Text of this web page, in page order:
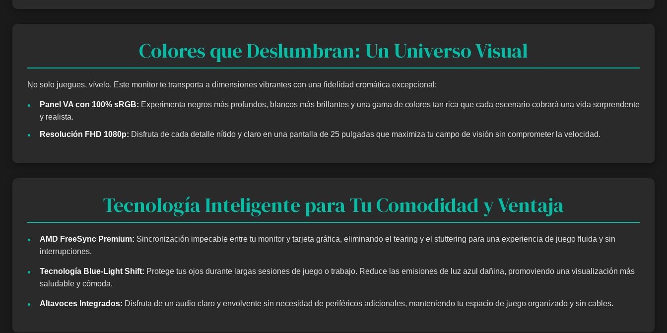
Colores que Deslumbran: Un Universo Visual
No solo juegues, vívelo. Este monitor te transporta a dimensiones vibrantes con una fidelidad cromática excepcional:
• Panel VA con 100% sRGB: Experimenta negros más profundos, blancos más brillantes y una gama de colores tan rica que cada escenario cobrará una vida sorprendente
y realista.
• Resolución FHD 1080p: Disfruta de cada detalle nítido y claro en una pantalla de 25 pulgadas que maximiza tu campo de visión sin comprometer la velocidad.
Tecnología Inteligente para Tu Comodidad y Ventaja
• AMD FreeSync Premium: Sincronización impecable entre tu monitor y tarjeta gráfica, eliminando el tearing y el stuttering para una experiencia de juego fluida y sin
interrupciones.
• Tecnología Blue-Light Shift: Protege tus ojos durante largas sesiones de juego o trabajo. Reduce las emisiones de luz azul dañina, promoviendo una visualización más
saludable y cómoda.
• Altavoces Integrados: Disfruta de un audio claro y envolvente sin necesidad de periféricos adicionales, manteniendo tu espacio de juego organizado y sin cables.